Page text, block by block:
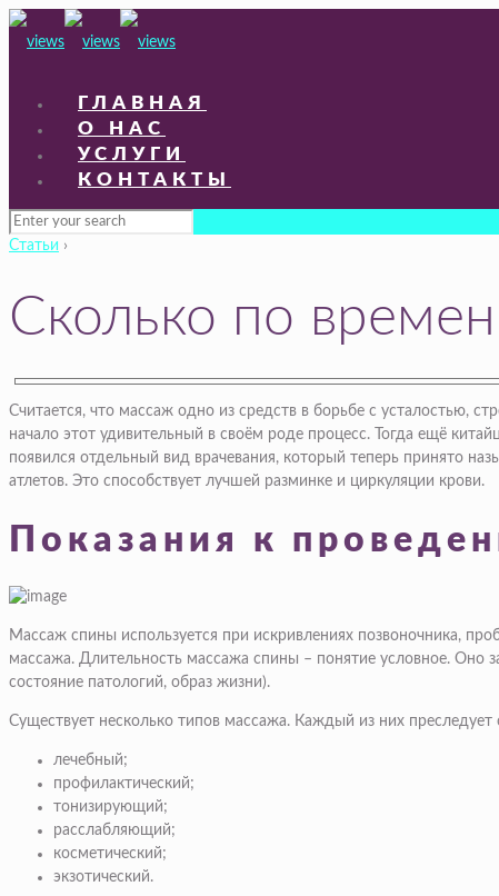
ГЛАВНАЯ
О НАС
УСЛУГИ
КОНТАКТЫ
Статьи ›
Сколько по
Считается, что массаж одно из средств в борьбе с усталостью,
начало этот удивительный в своём роде процесс. Тогда ещё
появился отдельный вид врачевания, который теперь принято
атлетов. Это способствует лучшей разминке и циркуляции крови.
Показания к
Массаж спины используется при искривлениях позвоночника,
массажа. Длительность массажа спины – понятие условное. Оно
состояние патологий, образ жизни).
Существует несколько типов массажа. Каждый из них
лечебный;
профилактический;
тонизирующий;
расслабляющий;
косметический;
экзотический.